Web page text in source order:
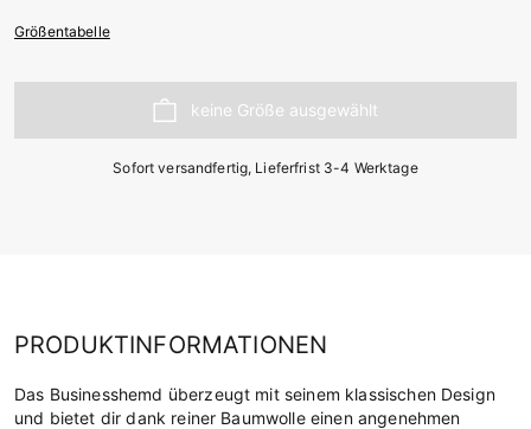
Größentabelle
Sofort versandfertig, Lieferfrist 3-4 Werktage
PRODUKTINFORMATIONEN
Das Businesshemd überzeugt mit seinem klassischen Design
und bietet dir dank reiner Baumwolle einen angenehmen